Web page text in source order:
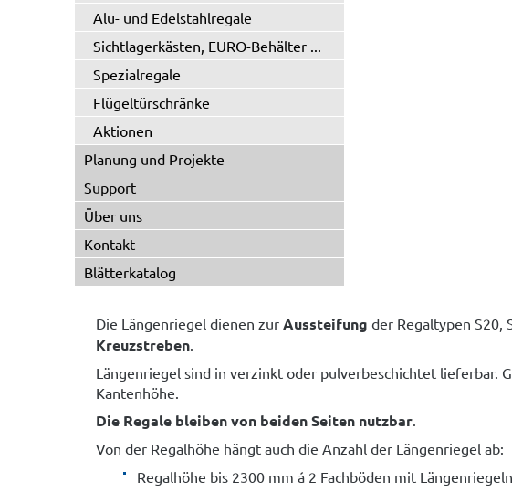
Alu- und Edelstahlregale
Sichtlagerkästen, EURO-Behälter ...
Spezialregale
Flügeltürschränke
Aktionen
Planung und Projekte
Support
Über uns
Kontakt
Blätterkatalog
Die Längenriegel dienen zur Aussteifung der Regaltypen S20,
Kreuzstreben.
Längenriegel sind in verzinkt oder pulverbeschichtet lieferbar.
Kantenhöhe.
Die Regale bleiben von beiden Seiten nutzbar.
Von der Regalhöhe hängt auch die Anzahl der Längenriegel ab:
Regalhöhe bis 2300 mm á 2 Fachböden mit Längenriegeln